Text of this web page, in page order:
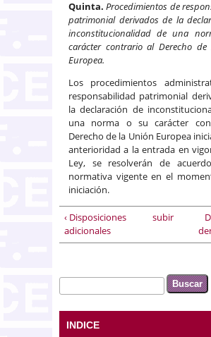
Quinta. Procedimientos de
patrimonial derivados de la
inconstitucionalidad de una
carácter contrario al Derecho
Europea.
Los procedimientos
responsabilidad patrimonial
la declaración de
una norma o su carácter
Derecho de la Unión Europea
anterioridad a la entrada en
Ley, se resolverán de
normativa vigente en el
iniciación.
‹ Disposiciones
adicionales
subir
Formulario de
Buscar
INDICE